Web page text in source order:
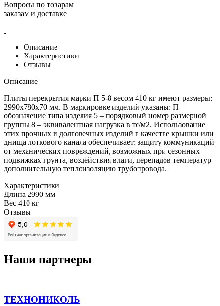
Вопросы по товарам
заказам и доставке
Описание
Характеристики
Отзывы
Описание
Плиты перекрытия марки П 5-8 весом 410 кг имеют размеры:
2990х780х70 мм. В маркировке изделий указаны: П –
обозначение типа изделия 5 – порядковый номер размерной
группы 8 – эквивалентная нагрузка в тс/м2. Использование
этих прочных и долговечных изделий в качестве крышки или
днища лоткового канала обеспечивает: защиту коммуникаций
от механических повреждений, возможных при сезонных
подвижках грунта, воздействия влаги, перепадов температур
дополнительную теплоизоляцию трубопровода.
Характеристики
Длина 2990 мм
Вес 410 кг
Отзывы
Наши партнеры
ТЕХНОНИКОЛЬ